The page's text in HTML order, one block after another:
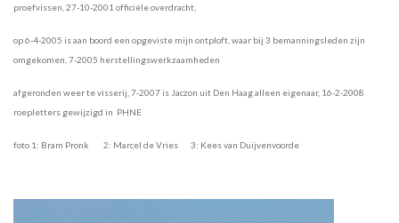
proefvissen, 27-10-2001 officiële overdracht,
op 6-4-2005 is aan boord een opgeviste mijn ontploft, waar bij 3 bemanningsleden zijn
omgekomen, 7-2005 herstellingswerkzaamheden
afgeronden weer te visserij, 7-2007 is Jaczon uit Den Haag alleen eigenaar, 16-2-2008
roepletters gewijzigd in PHNE
foto 1: Bram Pronk 2: Marcel de Vries 3: Kees van Duijvenvoorde